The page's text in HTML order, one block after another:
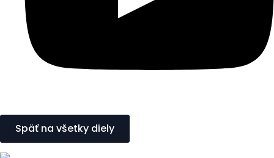
Späť na všetky diely